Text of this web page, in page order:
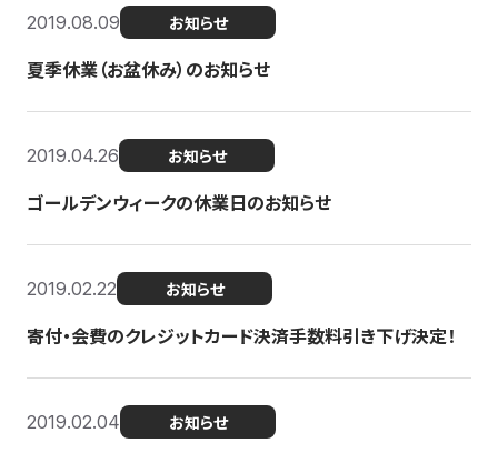
2019.08.09 お知らせ
夏季休業（お盆休み）のお知らせ
2019.04.26 お知らせ
ゴールデンウィークの休業日のお知らせ
2019.02.22 お知らせ
寄付・会費のクレジットカード決済手数料引き下げ決定！
2019.02.04 お知らせ